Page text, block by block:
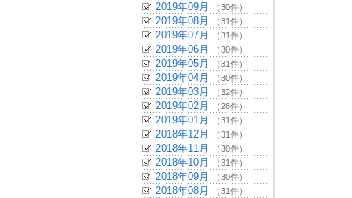
2019年09月 （30件）
2019年08月 （31件）
2019年07月 （31件）
2019年06月 （30件）
2019年05月 （31件）
2019年04月 （30件）
2019年03月 （32件）
2019年02月 （28件）
2019年01月 （31件）
2018年12月 （31件）
2018年11月 （30件）
2018年10月 （31件）
2018年09月 （30件）
2018年08月 （31件）